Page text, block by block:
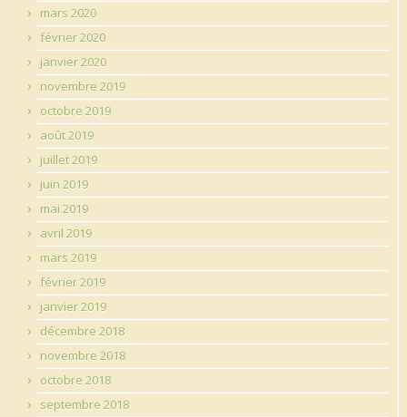
mars 2020
février 2020
janvier 2020
novembre 2019
octobre 2019
août 2019
juillet 2019
juin 2019
mai 2019
avril 2019
mars 2019
février 2019
janvier 2019
décembre 2018
novembre 2018
octobre 2018
septembre 2018